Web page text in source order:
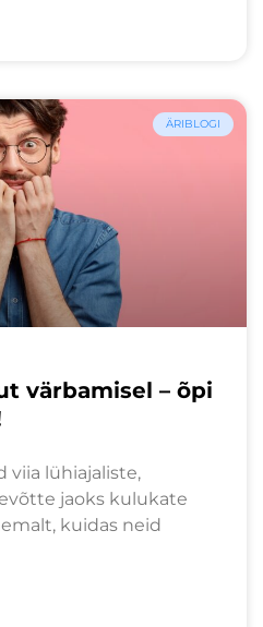
ÄRIBLOGI
värbamisel – õpi
viia lühiajaliste,
jaoks kulukate
kuidas neid